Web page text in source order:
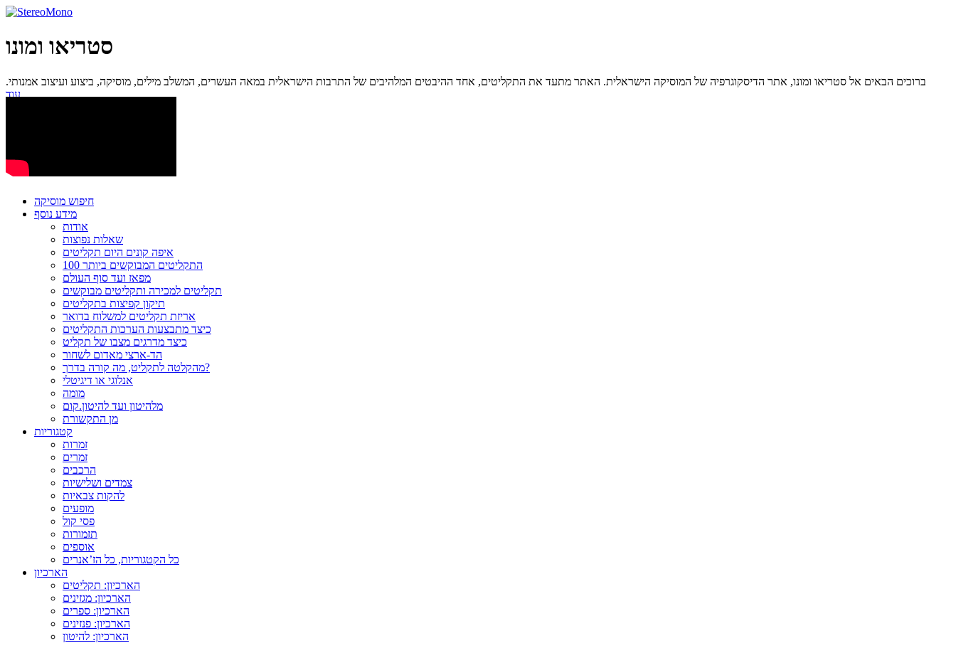
סטריאו ומונו
ברוכים הבאים אל סטריאו ומונו, אתר הדיסקוגרפיה של המוסיקה הישראלית. האתר מתעד את התקליטים, אחד ההיבטים המלהיבים של התרבות הישראלית במאה העשרים, המשלב מילים, מוסיקה, ביצוע ועיצוב אמנותי.
עוד...
חיפוש מוסיקה
מידע נוסף
אודות
שאלות נפוצות
איפה קונים היום תקליטים
100 התקליטים המבוקשים ביותר
מפאז ועד סוף העולם
תקליטים למכירה ותקליטים מבוקשים
תיקון קפיצות בתקליטים
אריזת תקליטים למשלוח בדואר
כיצד מתבצעות הערכות התקליטים
כיצד מדרגים מצבו של תקליט
הד-ארצי מאדום לשחור
מהקלטה לתקליט, מה קורה בדרך?
אנלוגי או דיגיטלי
מומה
מלהיטון ועד להיטון.קום
מן התקשורת
קטגוריות
זמרות
זמרים
הרכבים
צמדים ושלישיות
להקות צבאיות
מופעים
פסי קול
תזמורות
אוספים
כל הקטגוריות, כל הז’אנרים
הארכיון
הארכיון: תקליטים
הארכיון: מגזינים
הארכיון: ספרים
הארכיון: פנזינים
הארכיון: להיטון